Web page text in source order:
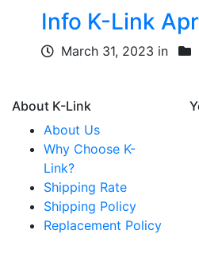
Info K-Link
March 31, 2023 in
About K-Link
About Us
Why Choose K-
Link?
Shipping Rate
Shipping Policy
Replacement Policy